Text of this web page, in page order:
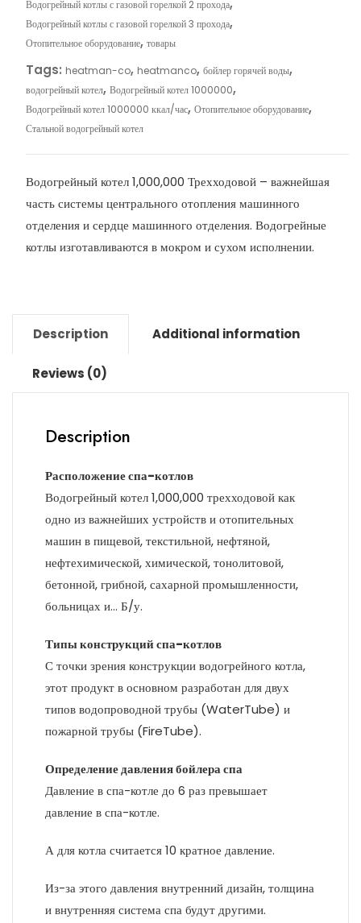
Водогрейный котлы с газовой горелкой 2 прохода,
Водогрейный котлы с газовой горелкой 3 прохода,
Отопительное оборудование, товары
Tags: heatman-co, heatmanco, бойлер горячей воды,
водогрейный котел, Водогрейный котел 1000000,
Водогрейный котел 1000000 ккал/час, Отопительное оборудование,
Стальной водогрейный котел
Водогрейный котел 1,000,000 Трехходовой – важнейшая
часть системы центрального отопления машинного
отделения и сердце машинного отделения. Водогрейные
котлы изготавливаются в мокром и сухом исполнении.
Description Additional information
Reviews (0)
Description
Расположение спа-котлов
Водогрейный котел 1,000,000 трехходовой как
одно из важнейших устройств и отопительных
машин в пищевой, текстильной, нефтяной,
нефтехимической, химической, тонолитовой,
бетонной, грибной, сахарной промышленности,
больницах и… Б/у.
Типы конструкций спа-котлов
С точки зрения конструкции водогрейного котла,
этот продукт в основном разработан для двух
типов водопроводной трубы (WaterTube) и
пожарной трубы (FireTube).
Определение давления бойлера спа
Давление в спа-котле до 6 раз превышает
давление в спа-котле.
А для котла считается 10 кратное давление.
Из-за этого давления внутренний дизайн, толщина
и внутренняя система спа будут другими.